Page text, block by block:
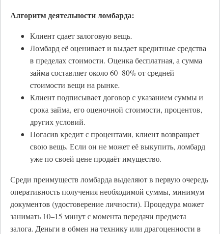
Алгоритм деятельности ломбарда:
Клиент сдает залоговую вещь.
Ломбард её оценивает и выдает кредитные средства
в пределах стоимости. Оценка бесплатная, а сумма
займа составляет около 60–80% от средней
стоимости вещи на рынке.
Клиент подписывает договор с указанием суммы и
срока займа, его оценочной стоимости, процентов,
других условий.
Погасив кредит с процентами, клиент возвращает
свою вещь. Если он не может её выкупить, ломбард
уже по своей цене продаёт имущество.
Среди преимуществ ломбарда выделяют в первую очередь
оперативность получения необходимой суммы, минимум
документов (удостоверение личности). Процедура может
занимать 10–15 минут с момента передачи предмета
залога. Деньги в обмен на технику или драгоценности в